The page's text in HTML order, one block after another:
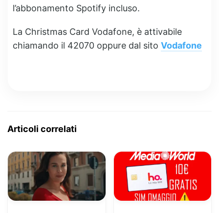
l’abbonamento Spotify incluso.
La Christmas Card Vodafone, è attivabile
chiamando il 42070 oppure dal sito Vodafone
Articoli correlati